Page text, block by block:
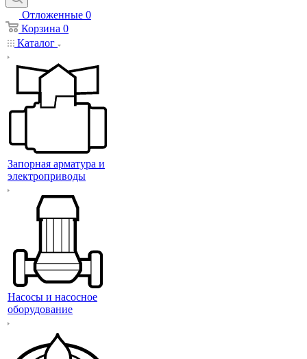
Отложенные 0
Корзина 0
Каталог
Запорная арматура и
электроприводы
Насосы и насосное
оборудование